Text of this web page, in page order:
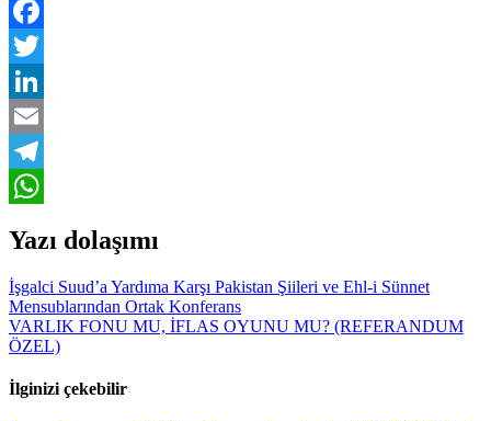
Print
Facebook
Twitter
LinkedIn
Email
Telegram
Yazı dolaşımı
İşgalci Suud’a Yardıma Karşı Pakistan Şiileri ve Ehl-i Sünnet
Mensublarından Ortak Konferans
VARLIK FONU MU, İFLAS OYUNU MU? (REFERANDUM
ÖZEL)
İlginizi çekebilir